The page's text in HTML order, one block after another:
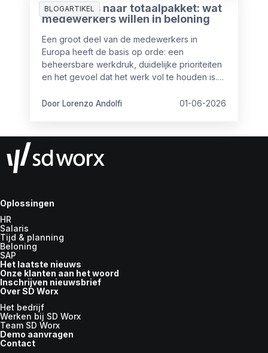
BLOGARTIKEL
Van salaris naar totaalpakket: wat
medewerkers willen in beloning
Een groot deel van de medewerkers in
Europa heeft de basis op orde: een
beheersbare werkdruk, duidelijke prioriteiten
en het gevoel dat het werk vol te houden is.
orde.
Door Lorenzo Andolfi 01-06-2026
Oplossingen
HR
Salaris
Tijd & planning
Beloning
SAP
Het laatste nieuws
Onze klanten aan het woord
Inschrijven nieuwsbrief
Over SD Worx
Het bedrijf
Werken bij SD Worx
Team SD Worx
Demo aanvragen
Contact